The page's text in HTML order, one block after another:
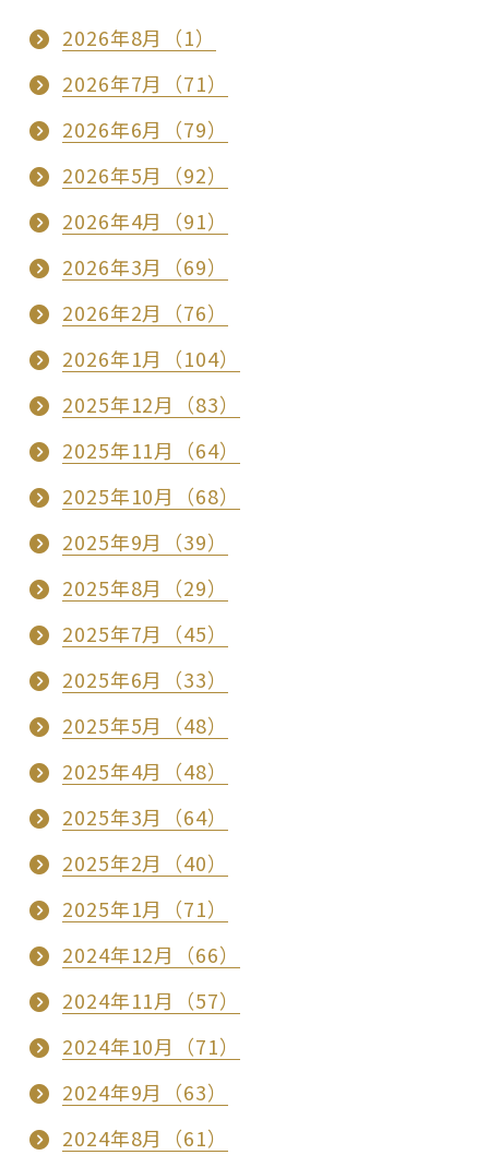
2026年8月（1）
2026年7月（71）
2026年6月（79）
2026年5月（92）
2026年4月（91）
2026年3月（69）
2026年2月（76）
2026年1月（104）
2025年12月（83）
2025年11月（64）
2025年10月（68）
2025年9月（39）
2025年8月（29）
2025年7月（45）
2025年6月（33）
2025年5月（48）
2025年4月（48）
2025年3月（64）
2025年2月（40）
2025年1月（71）
2024年12月（66）
2024年11月（57）
2024年10月（71）
2024年9月（63）
2024年8月（61）